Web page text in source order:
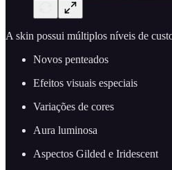
A skin possui múltiplos níveis de
Novos penteados
Efeitos visuais especiais
Variações de cores
Aura luminosa
Aspectos Gilded e Iridescent